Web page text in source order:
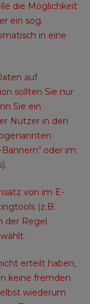
die Möglichkeit
ein sog.
in eine
auf
sollten Sie nur
Sie ein
Nutzer in den
oder im
von im E-
(z.B.
der Regel
erteilt haben,
keine fremden
wiederum